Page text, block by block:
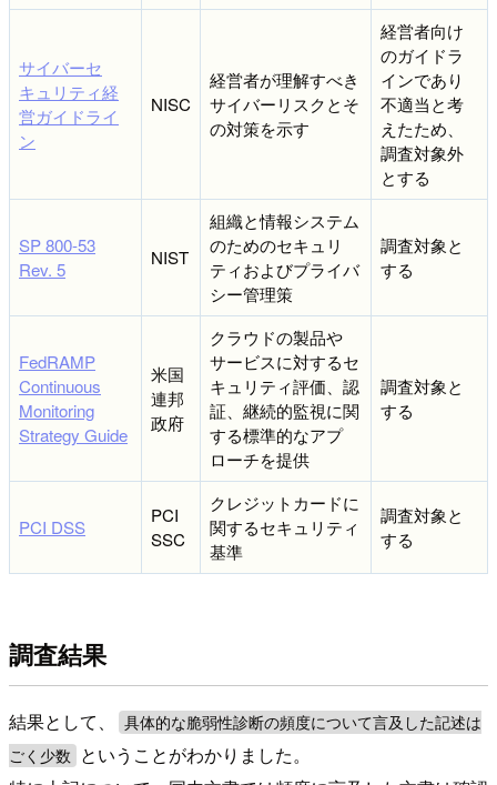
サイバーセ
キュリティ経
営ガイドライ
ン
NISC
経営者が理解すべき
サイバーリスクとそ
の対策を示す
経営者向け
のガイドラ
インであり
不適当と考
えたため、
調査対象外
とする
SP 800-53
Rev. 5
NIST
組織と情報システム
のためのセキュリ
ティおよびプライバ
シー管理策
調査対象と
する
FedRAMP
Continuous
Monitoring
Strategy Guide
米国
連邦
政府
クラウドの製品や
サービスに対するセ
キュリティ評価、認
証、継続的監視に関
する標準的なアプ
ローチを提供
調査対象と
する
PCI DSS
PCI
SSC
クレジットカードに
関するセキュリティ
基準
調査対象と
する
調査結果
結果として、
具体的な脆弱性診断の頻度について言及した記述は
ごく少数
ということがわかりました。